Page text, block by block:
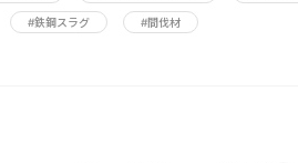
#鉄鋼スラグ #間伐材